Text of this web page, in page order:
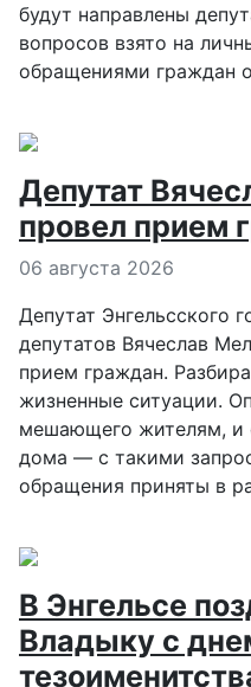
будут направлены
вопросов взято на
обращениями граждан
Депутат
провел прием
Информация о
06 августа 2026
Депутат Энгельсского
депутатов Вячеслав
прием граждан.
жизненные ситуации.
мешающего жителям, и
дома — с такими
обращения приняты в
В Энгельсе
Владыку с